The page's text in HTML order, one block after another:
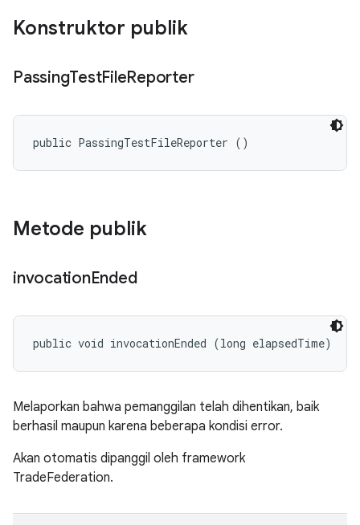
Konstruktor publik
PassingTestFileReporter
public PassingTestFileReporter ()
Metode publik
invocationEnded
public void invocationEnded (long elapsedTime)
Melaporkan bahwa pemanggilan telah dihentikan, baik
berhasil maupun karena beberapa kondisi error.
Akan otomatis dipanggil oleh framework
TradeFederation.